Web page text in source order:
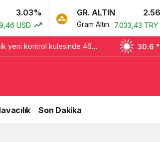
3.03%
USD
GR. ALTIN 2.56%
Gram Altın 7.033,43 TRY
yeni kontrol kulesinde 46 30.6 °
Son Dakika